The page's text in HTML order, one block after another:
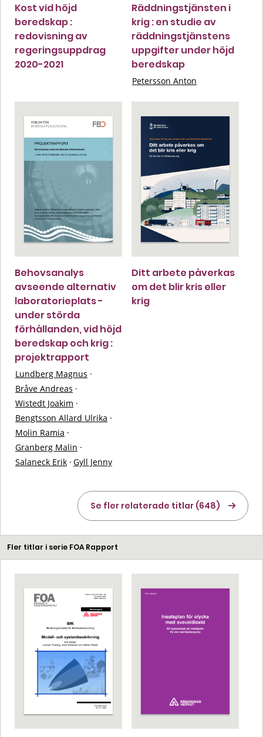
Kost vid höjd
beredskap :
redovisning av
regeringsuppdrag
2020-2021
Räddningstjänsten i
krig : en studie av
räddningstjänstens
uppgifter under höjd
beredskap
Petersson Anton
Behovsanalys
avseende alternativ
laboratorieplats -
under störda
förhållanden, vid höjd
beredskap och krig :
projektrapport
Lundberg Magnus ·
Bråve Andreas ·
Wistedt Joakim ·
Bengtsson Allard Ulrika ·
Molin Ramia ·
Granberg Malin ·
Salaneck Erik · Gyll Jenny
Ditt arbete påverkas
om det blir kris eller
krig
Se fler relaterade titlar (648)
Fler titlar i serie FOA Rapport